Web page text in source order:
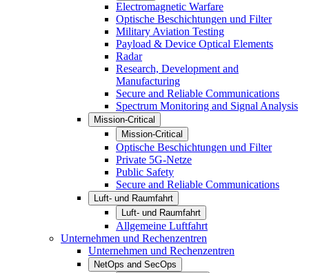
Electromagnetic Warfare
Optische Beschichtungen und Filter
Military Aviation Testing
Payload & Device Optical Elements
Radar
Research, Development and
Manufacturing
Secure and Reliable Communications
Spectrum Monitoring and Signal Analysis
Mission-Critical
Mission-Critical
Optische Beschichtungen und Filter
Private 5G-Netze
Public Safety
Secure and Reliable Communications
Luft- und Raumfahrt
Luft- und Raumfahrt
Allgemeine Luftfahrt
Unternehmen und Rechenzentren
Unternehmen und Rechenzentren
NetOps and SecOps